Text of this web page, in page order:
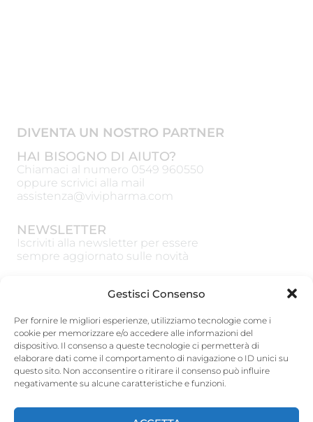
Gestisci Consenso
Per fornire le migliori esperienze, utilizziamo tecnologie come i
cookie per memorizzare e/o accedere alle informazioni del
dispositivo. Il consenso a queste tecnologie ci permetterà di
elaborare dati come il comportamento di navigazione o ID unici su
questo sito. Non acconsentire o ritirare il consenso può influire
negativamente su alcune caratteristiche e funzioni.
DIVENTA UN NOSTRO PARTNER
HAI BISOGNO DI AIUTO?
Chiamaci al numero 0549 960550
oppure scrivici alla mail
assistenza@vivipharma.com
NEWSLETTER
Iscriviti alla newsletter per essere
sempre aggiornato sulle novità
ISCRIVITI
Vivipharma Spa
Via Guardia del Consiglio 15, 47891 Galazzano
(RSM)